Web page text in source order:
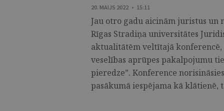
20. MAIJS 2022 • 15:11
Jau otro gadu aicinām juristus un
Rīgas Stradiņa universitātes
aktualitātēm veltītajā konferencē,
veselības aprūpes pakalpojumu
pieredze”. Konference
pasākumā iespējama kā klātienē,